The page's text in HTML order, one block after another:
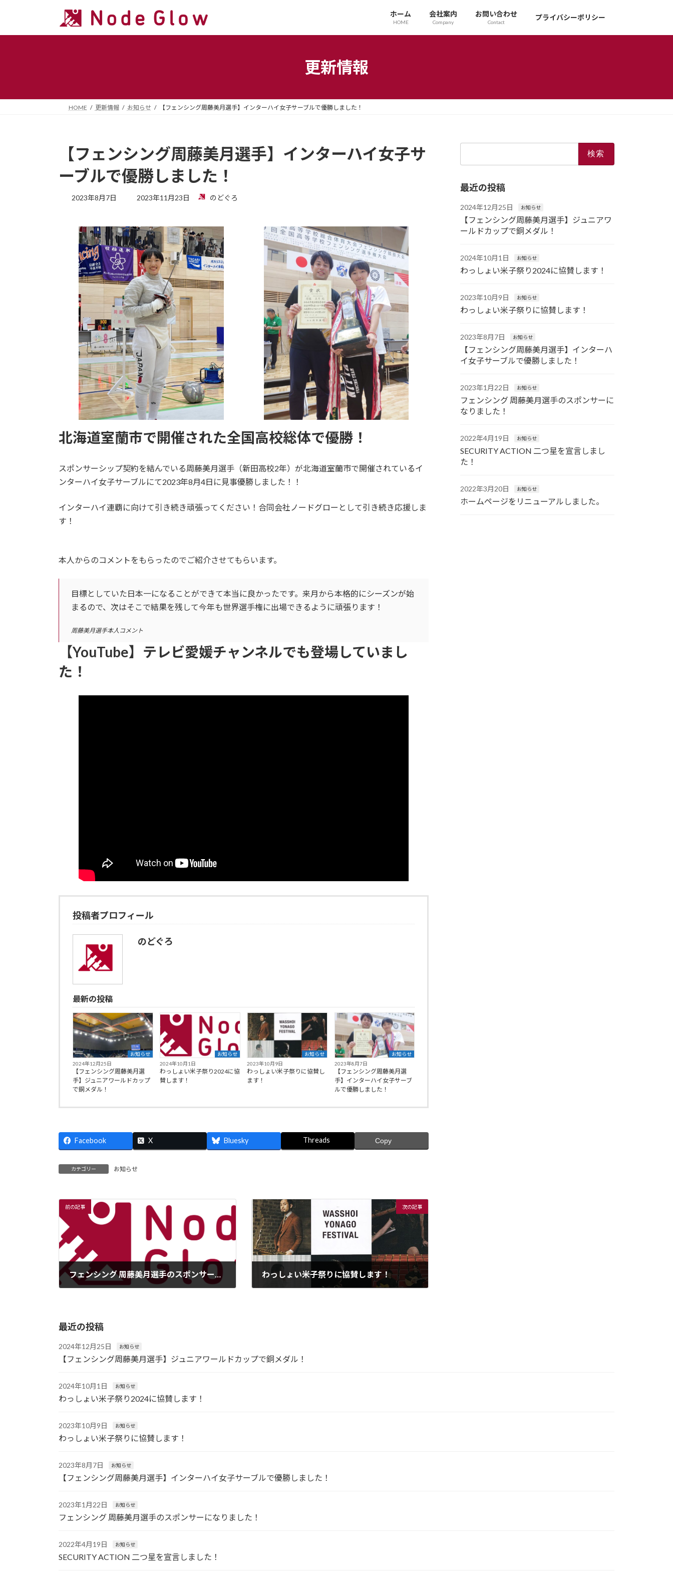
ッ
移
ホーム
HOME
会社案内
Company
お問い合わせ
Contact
プライバシーポリシー
更新情報
HOME 更新情報 お知らせ 【フェンシング周藤美月選手】インターハイ女子サーブルで優勝しました！
【フェンシング周藤美月選手】インターハイ女子サ
ーブルで優勝しました！
2023年8月7日
最
新
日
時
:
2023年11月23日 のどぐろ
北海道室蘭市で開催された全国高校総体で優勝！
スポンサーシップ契約を結んでいる周藤美月選手（新田高校2年）が北海道室蘭市で開催されているイ
ンターハイ女子サーブルにて2023年8月4日に見事優勝しました！！
インターハイ連覇に向けて引き続き頑張ってください！合同会社ノードグローとして引き続き応援しま
す！
本人からのコメントをもらったのでご紹介させてもらいます。
目標としていた日本一になることができて本当に良かったです。来月から本格的にシーズンが始
まるので、次はそこで結果を残して今年も世界選手権に出場できるように頑張ります！
周藤美月選手本人コメント
【YouTube】テレビ愛媛チャンネルでも登場していまし
た！
投稿者プロフィール
のどぐろ
最新の投稿
お知らせ
2024年12月25日
【フェンシング周藤美月選
手】ジュニアワールドカップ
で銅メダル！
お知らせ
2024年10月1日
わっしょい米子祭り2024に協
賛します！
お知らせ
2023年10月9日
わっしょい米子祭りに協賛し
ます！
お知らせ
2023年8月7日
【フェンシング周藤美月選
手】インターハイ女子サーブ
ルで優勝しました！
Facebook X Bluesky Threads Copy
カテゴリー お知らせ
前の記事
フェンシング 周藤美月選手のスポンサーになりました！
次の記事
わっしょい米子祭りに協賛します！
最近の投稿
2024年12月25日 お知らせ
【フェンシング周藤美月選手】ジュニアワ
ールドカップで銅メダル！
2024年10月1日 お知らせ
わっしょい米子祭り2024に協賛します！
2023年10月9日 お知らせ
わっしょい米子祭りに協賛します！
2023年8月7日 お知らせ
【フェンシング周藤美月選手】インターハ
イ女子サーブルで優勝しました！
2023年1月22日 お知らせ
フェンシング 周藤美月選手のスポンサーに
なりました！
2022年4月19日 お知らせ
SECURITY ACTION 二つ星を宣言しまし
た！
2022年3月20日 お知らせ
ホームページをリニューアルしました。
最近の投稿
2024年12月25日 お知らせ
【フェンシング周藤美月選手】ジュニアワールドカップで銅メダル！
2024年10月1日 お知らせ
わっしょい米子祭り2024に協賛します！
2023年10月9日 お知らせ
わっしょい米子祭りに協賛します！
2023年8月7日 お知らせ
【フェンシング周藤美月選手】インターハイ女子サーブルで優勝しました！
2023年1月22日 お知らせ
フェンシング 周藤美月選手のスポンサーになりました！
2022年4月19日 お知らせ
SECURITY ACTION 二つ星を宣言しました！